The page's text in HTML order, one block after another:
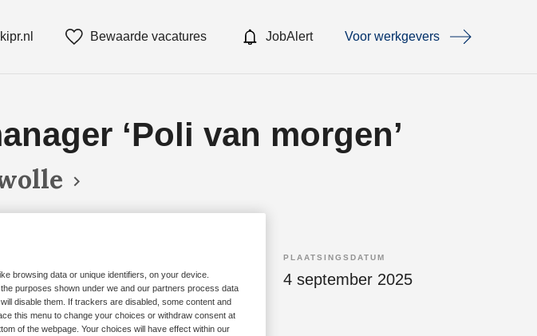
Bewaarde vacatures JobAlert Voor werkgevers
‘Poli van morgen’
Tijdelijk dienstverband
PLAATSINGSDATUM
4 september 2025
browsing data or unique identifiers, on your device.
purposes shown under we and our partners process data
disable them. If trackers are disabled, some content and
this menu to change your choices or withdraw consent at
of the webpage. Your choices will have effect within our